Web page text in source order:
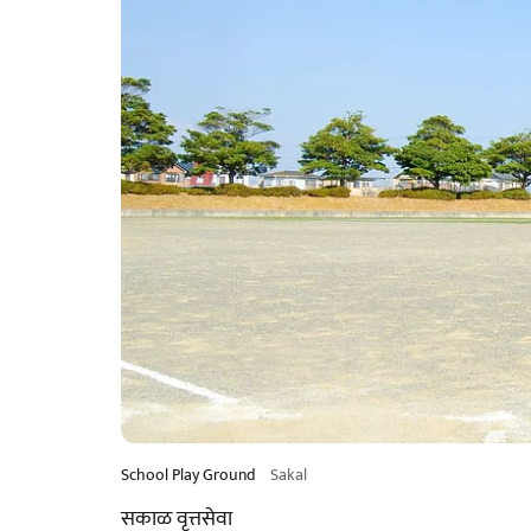
School Play Ground Sakal
सकाळ वृत्तसेवा